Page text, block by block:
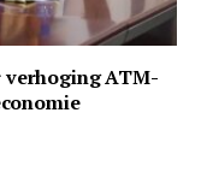
verhoging ATM-